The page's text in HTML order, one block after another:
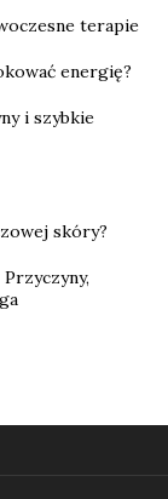
terapie
energię?
i szybkie
skóry?